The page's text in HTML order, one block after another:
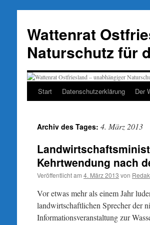
springen
Wattenrat
Naturschutz für
Start Datenschutzerklärung Der
Archiv des Tages: 4. März 2013
Kehrtwendung nach
Veröffentlicht am 4. März 2013 von
Vor etwas mehr als einem Jahr
landwirtschaftlichen Sprecher der
Informationsveranstaltung zur